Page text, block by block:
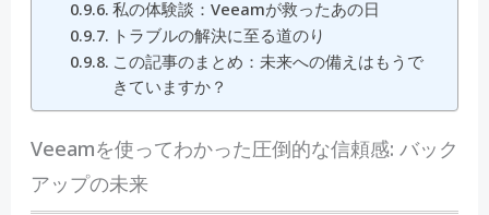
私の体験談：Veeamが救ったあの日
トラブルの解決に至る道のり
この記事のまとめ：未来への備えはもうで
きていますか？
Veeamを使ってわかった圧倒的な信頼感: バック
アップの未来